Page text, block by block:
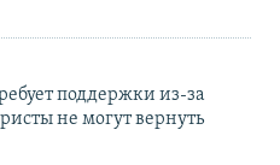
поддержки из-за
не могут вернуть